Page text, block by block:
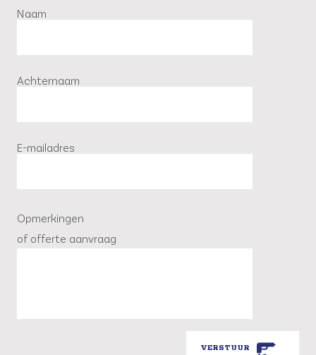
Naam
Achternaam
E-mailadres
Opmerkingen
of offerte aanvraag
VERSTUUR